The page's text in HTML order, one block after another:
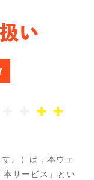
い
。）は，本ウェ
サービス」とい